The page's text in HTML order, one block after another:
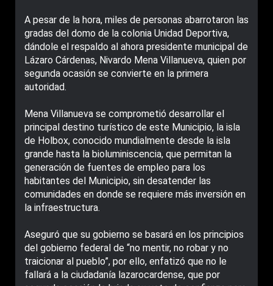
A pesar de la hora, miles de personas abarrotaron las
gradas del domo de la colonia Unidad Deportiva,
dándole el respaldo al ahora presidente municipal de
Lázaro Cárdenas, Nivardo Mena Villanueva, quien por
segunda ocasión se convierte en la primera
autoridad.
Mena Villanueva se comprometió desarrollar el
principal destino turístico de este Municipio, la isla
de Holbox, conocido mundialmente desde la isla
grande hasta la bioluminiscencia, que permitan la
generación de fuentes de empleo para los
habitantes del Municipio, sin desatender las
comunidades en donde se requiere más inversión en
la infraestructura.
Aseguró que su gobierno se basará en los principios
del gobierno federal de “no mentir, no robar y no
traicionar al pueblo”, por ello, enfatizó que no le
fallará a la ciudadanía lazarocardense, que por